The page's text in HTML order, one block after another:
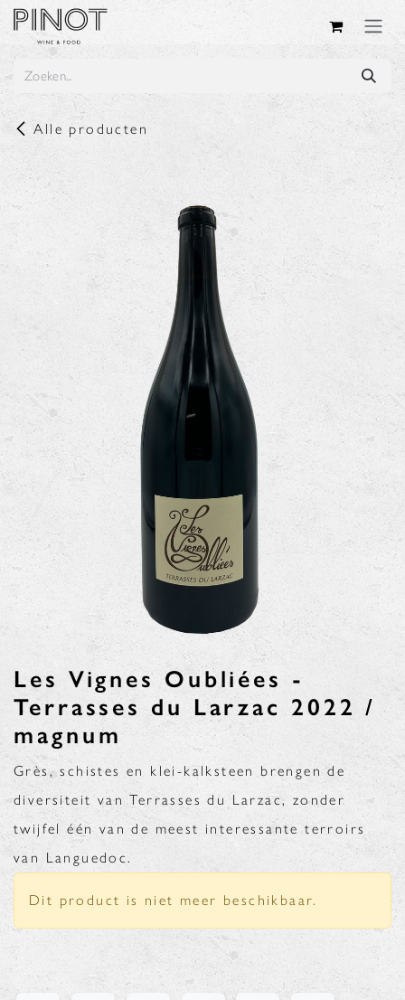
Overslaan naar inhoud
Alle producten
Les Vignes Oubliées -
Terrasses du Larzac 2022 /
magnum
Grès, schistes en klei-kalksteen brengen de
diversiteit van Terrasses du Larzac, zonder
twijfel één van de meest interessante terroirs
van Languedoc.
Dit product is niet meer beschikbaar.